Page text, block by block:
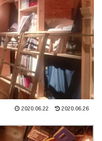
2020.06.22 2020.06.26